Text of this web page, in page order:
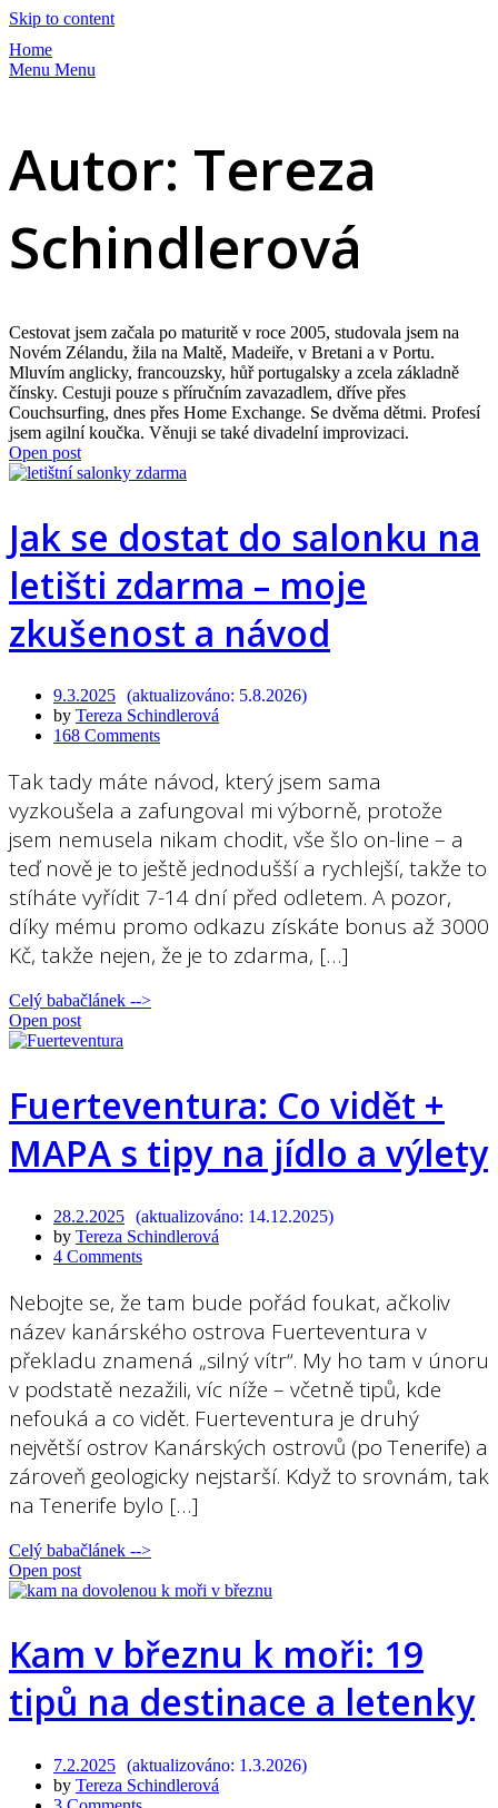
Skip to content
Home
Menu Menu
Autor: Tereza
Schindlerová
Cestovat jsem začala po maturitě v roce 2005, studovala jsem na
Novém Zélandu, žila na Maltě, Madeiře, v Bretani a v Portu.
Mluvím anglicky, francouzsky, hůř portugalsky a zcela základně
čínsky. Cestuji pouze s příručním zavazadlem, dříve přes
Couchsurfing, dnes přes Home Exchange. Se dvěma dětmi. Profesí
jsem agilní koučka. Věnuji se také divadelní improvizaci.
Open post
Jak se dostat do salonku na
letišti zdarma – moje
zkušenost a návod
9.3.2025
5.8.2026
by Tereza Schindlerová
168 Comments
Tak tady máte návod, který jsem sama
vyzkoušela a zafungoval mi výborně, protože
jsem nemusela nikam chodit, vše šlo on-line – a
teď nově je to ještě jednodušší a rychlejší, takže to
stíháte vyřídit 7-14 dní před odletem. A pozor,
díky mému promo odkazu získáte bonus až 3000
Kč, takže nejen, že je to zdarma, […]
Celý babačlánek -->
Open post
Fuerteventura: Co vidět +
MAPA s tipy na jídlo a výlety
28.2.2025
14.12.2025
by Tereza Schindlerová
4 Comments
Nebojte se, že tam bude pořád foukat, ačkoliv
název kanárského ostrova Fuerteventura v
překladu znamená „silný vítr“. My ho tam v únoru
v podstatě nezažili, víc níže – včetně tipů, kde
nefouká a co vidět. Fuerteventura je druhý
největší ostrov Kanárských ostrovů (po Tenerife) a
zároveň geologicky nejstarší. Když to srovnám, tak
na Tenerife bylo […]
Celý babačlánek -->
Open post
Kam v březnu k moři: 19
tipů na destinace a letenky
7.2.2025
1.3.2026
by Tereza Schindlerová